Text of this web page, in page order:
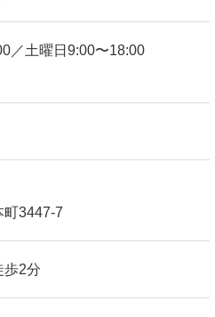
／土曜日9:00〜18:00
町3447-7
歩2分